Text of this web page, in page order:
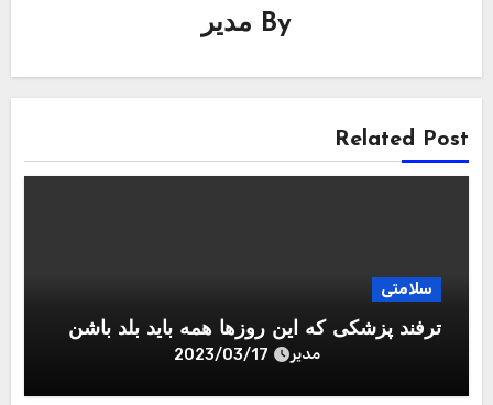
By مدیر
Related Post
سلامتی
ترفند پزشکی که این روزها همه باید بلد باشن
مدیر 2023/03/17